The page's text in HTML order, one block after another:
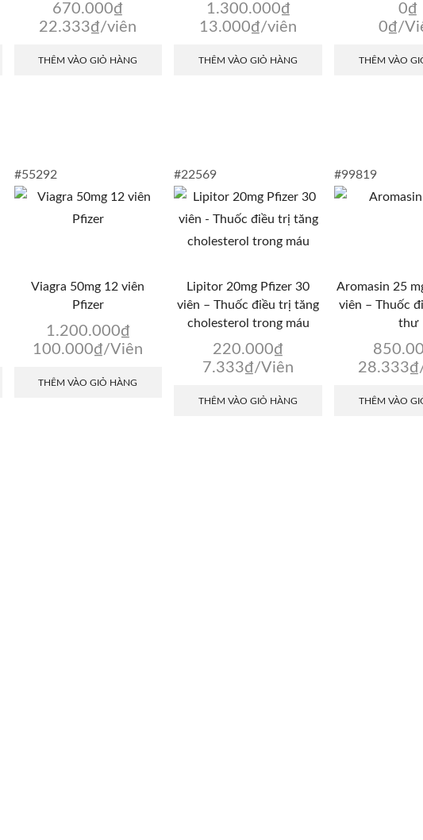
670.000₫
22.333₫/viên
THÊM VÀO GIỎ HÀNG
1.300.000₫
13.000₫/viên
THÊM VÀO GIỎ HÀNG
0₫
0₫/
THÊM VÀO
#55292
Viagra 50mg 12 viên
Pfizer
1.200.000₫
100.000₫/Viên
THÊM VÀO GIỎ HÀNG
#22569
Lipitor 20mg Pfizer 30
viên – Thuốc điều trị tăng
cholesterol trong máu
220.000₫
7.333₫/Viên
THÊM VÀO GIỎ HÀNG
#99819
Aromasin 25
viên – Thuốc
thư
28.333₫
THÊM VÀO